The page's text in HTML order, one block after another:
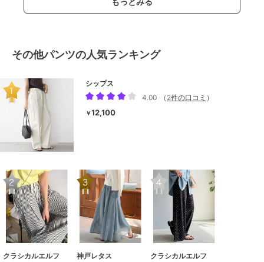
その他パンツの人気ランキング
シップス
4.00
（ 2件の口コミ ）
￥12,100
クラシカルエルフ 神戸レタス クラシカルエルフ